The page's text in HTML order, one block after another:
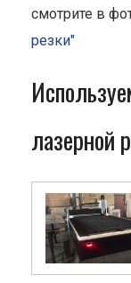
смотрите в
резки"
лазерной